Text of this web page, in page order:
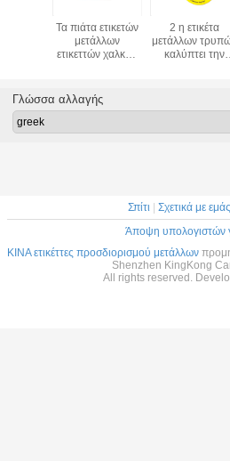
3M
ετικέτα
Τα πιάτα ετικετών
μετάλλων
ετικεττών χαλκού
λογότυπο για την
τσάντα
2 η ετικέτα
μετάλλων
καλύπτει την
μετάλλων
Γλώσσα αλλαγής
Σπίτι | Σχετικά με εμάς
Άποψη υπολογιστών
ΚΙΝΑ ετικέττες προσδιορισμού μετάλλων
Shenzhen KingKong
All rights reserved.